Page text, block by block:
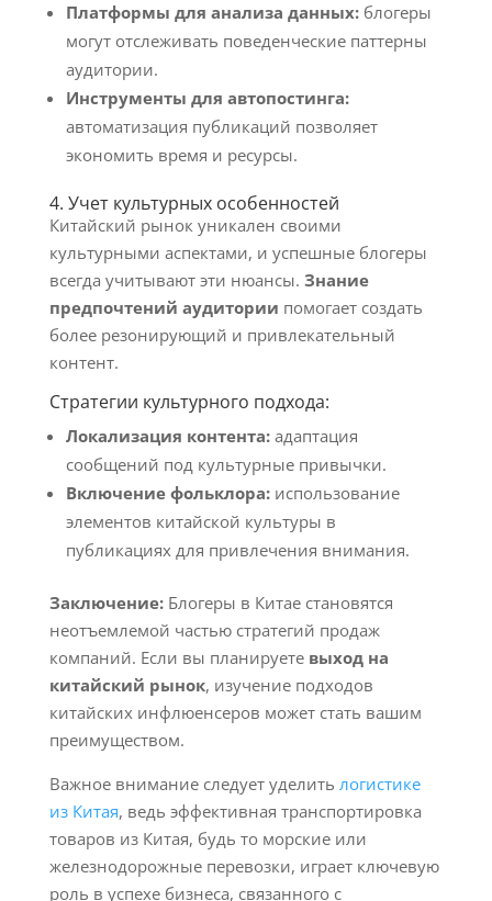
Платформы для анализа данных:блогеры
могут отслеживать поведенческие паттерны
аудитории.
Инструменты для автопостинга:
автоматизация публикаций позволяет
экономить время и ресурсы.
4. Учет культурных особенностей
Китайский рынок уникален своими
культурными аспектами, и успешные блогеры
всегда учитывают эти нюансы. Знание
предпочтений аудитории помогает создать
более резонирующий и привлекательный
контент.
Стратегии культурного подхода:
Локализация контента:адаптация
сообщений под культурные привычки.
Включение фольклора:использование
элементов китайской культуры в
публикациях для привлечения внимания.
Заключение:Блогеры в Китае становятся
неотъемлемой частью стратегий продаж
компаний. Если вы планируете выход на
китайский рынок, изучение подходов
китайских инфлюенсеров может стать вашим
преимуществом.
Важное внимание следует уделить логистике
из Китая, ведь эффективная транспортировка
товаров из Китая, будь то морские или
железнодорожные перевозки, играет ключевую
роль в успехе бизнеса, связанного с